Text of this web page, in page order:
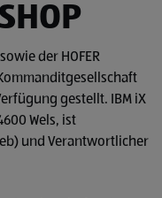
sowie der HOFER
Kommanditgesellschaft
gestellt. IBM iX
Wels, ist
und Verantwortlicher